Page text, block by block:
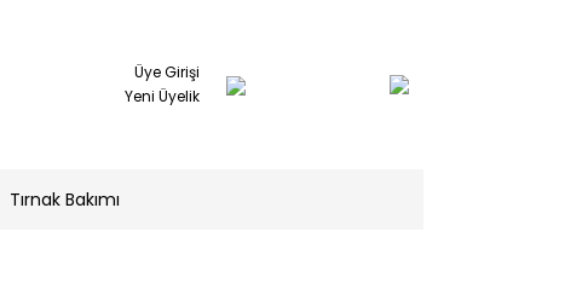
Üye Girişi
Yeni Üyelik
Tırnak Bakımı